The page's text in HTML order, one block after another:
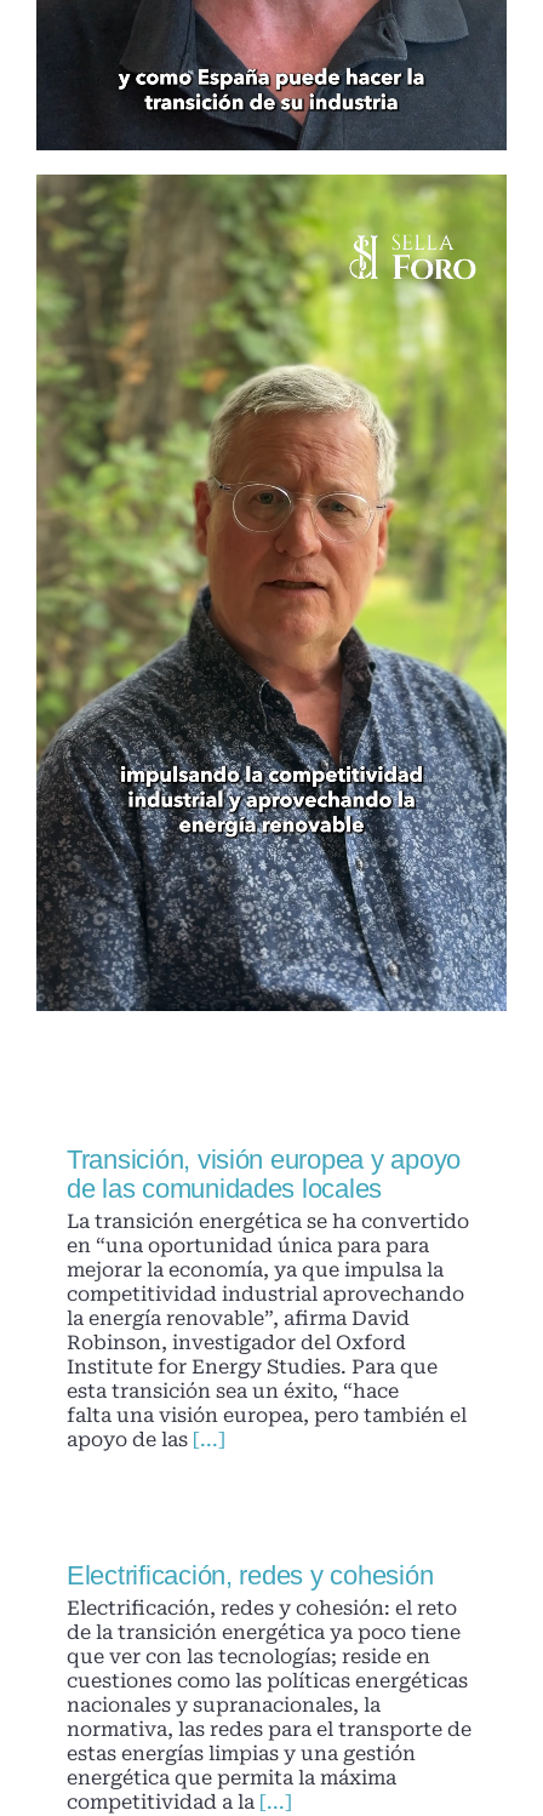
Transición, visión europea y apoyo
de las comunidades locales
La transición energética se ha convertido
en “una oportunidad única para para
mejorar la economía, ya que impulsa la
competitividad industrial aprovechando
la energía renovable”, afirma David
Robinson, investigador del Oxford
Institute for Energy Studies. Para que
esta transición sea un éxito, “hace
falta una visión europea, pero también el
apoyo de las[...]
Electrificación, redes y cohesión
Electrificación, redes y cohesión: el reto
de la transición energética ya poco tiene
que ver con las tecnologías; reside en
cuestiones como las políticas energéticas
nacionales y supranacionales, la
normativa, las redes para el transporte de
estas energías limpias y una gestión
energética que permita la máxima
competitividad a la[...]